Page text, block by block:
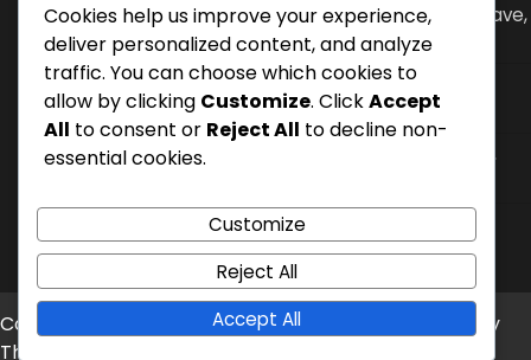
Mario Gavranović: Internacionalizações, Golos-chave,
Impacto na seleção nacional
Denis Zakaria: Conquistas no clube, Torneios
internacionais, Contribuições chave
Hakan Yakin: Torneios internacionais, Golos chave,
Nico Elvedi: Anos formativos, Sucesso no clube,
Impacto na seleção nacional
Copyright © 2026 tugait.ptTheme: News Bite By
Artify
Themes
Cookies help us improve your experience,
deliver personalized content, and analyze
traffic. You can choose which cookies to
allow by clicking Customize. ClickAccept
All to consent or Reject All to decline non-
essential cookies.
Customize
Reject All
Accept All